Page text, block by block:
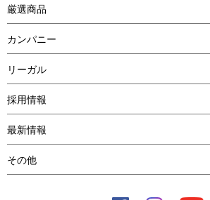
厳選商品
カンパニー
リーガル
採用情報
最新情報
その他